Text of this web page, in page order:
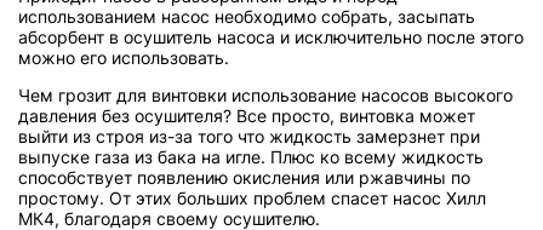
использованием насос необходимо собрать, засыпать
абсорбент в осушитель насоса и исключительно после этого
можно его использовать.
Чем грозит для винтовки использование насосов высокого
давления без осушителя? Все просто, винтовка может
выйти из строя из-за того что жидкость замерзнет при
выпуске газа из бака на игле. Плюс ко всему жидкость
способствует появлению окисления или ржавчины по
простому. От этих больших проблем спасет насос Хилл
МК4, благодаря своему осушителю.